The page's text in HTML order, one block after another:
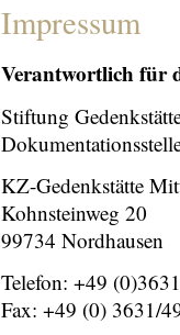
Impressum
Verantwortlich für
Stiftung
KZ-Gedenkstätte
Kohnsteinweg 20
99734 Nordhausen
Telefon: +49
Fax: +49 (0) 3631/